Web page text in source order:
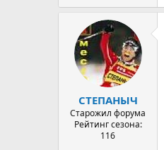
СТЕПАНЫЧ
Старожил форума
Рейтинг сезона:
116